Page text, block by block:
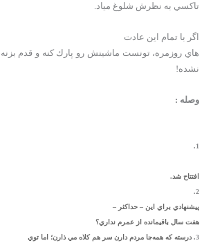
تاكسي به نظرش شلوغ مياد.
اگر با تمام اين عادت
هاي روزمره، تونست ماشينش رو پارك كنه و قدم
نشده!
وصله :
1.
افتتاح شد.
2.
پيشنهادي براي اين – حداكثر –
هفت سال باقيمانده از عمرم نداري؟
3. درسته كه همه‌جا مردم دارن سر هم كلاه مي ذارن؛ اما توي